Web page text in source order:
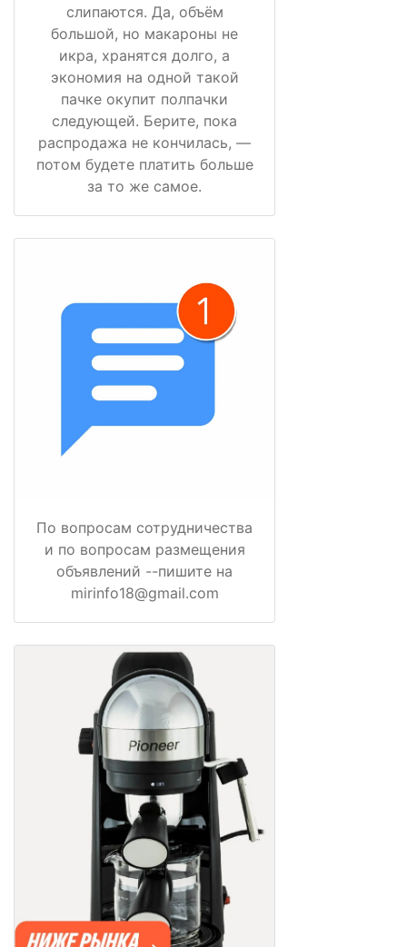
слипаются. Да, объём
большой, но макароны не
икра, хранятся долго, а
экономия на одной такой
пачке окупит полпачки
следующей. Берите, пока
распродажа не кончилась, —
потом будете платить больше
за то же самое.
По вопросам сотрудничества
и по вопросам размещения
объявлений --пишите на
mirinfo18@gmail.com